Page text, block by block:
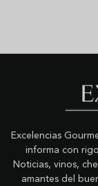
Excelencias
informa con
Noticias, vinos,
amantes del